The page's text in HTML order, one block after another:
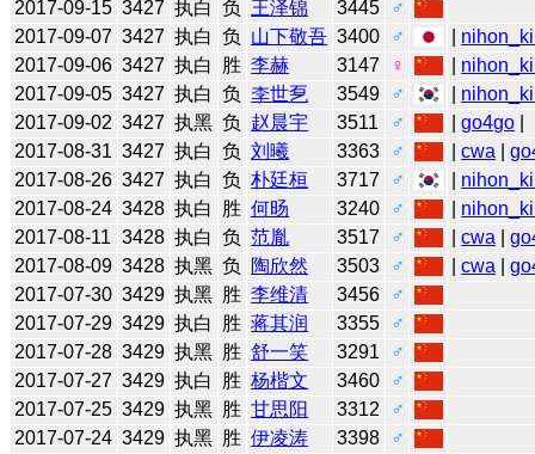
2017-09-15 3427 执白 负 王泽锦 3445
♂
2017-09-07 3427 执白 负 山下敬吾 3400 ♂
2017-09-06 3427 执白 胜 李赫 3147 ♀
2017-09-05 3427 执白 负 李世乭 3549 ♂
2017-09-02 3427 执黑 负 赵晨宇 3511 ♂ |go4go
2017-08-31 3427 执白 负 刘曦 3363 ♂ |cwa |
2017-08-26 3427 执白 负 朴廷桓 3717 ♂
2017-08-24 3428 执白 胜 何旸 3240 ♂
2017-08-11 3428 执白 负 范胤 3517 ♂ |cwa |
2017-08-09 3428 执黑 负 陶欣然 3503 ♂ |cwa |
2017-07-30 3429 执黑 胜 李维清 3456
♂
2017-07-29 3429 执白 胜 蒋其润 3355
♂
2017-07-28 3429 执黑 胜 舒一笑 3291
♂
2017-07-27 3429 执白 胜 杨楷文 3460
♂
2017-07-25 3429 执黑 胜 甘思阳 3312
♂
2017-07-24 3429 执黑 胜 伊凌涛 3398
♂